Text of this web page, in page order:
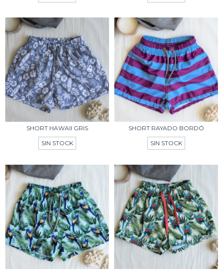
SHORT HAWAII GRIS
SIN STOCK
SHORT RAYADO BORDÓ
SIN STOCK